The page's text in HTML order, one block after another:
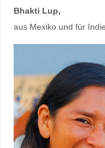
Bhakti Lup,
aus Mexiko und für